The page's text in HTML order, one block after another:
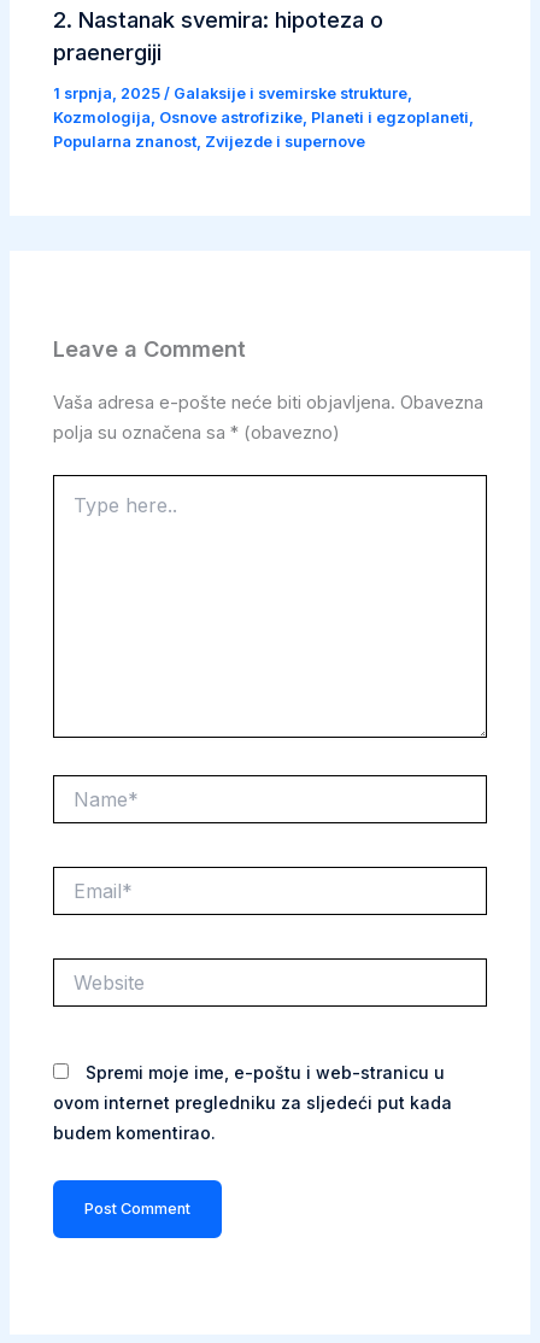
2. Nastanak svemira: hipoteza o
praenergiji
1 srpnja, 2025/ Galaksije i svemirske strukture
Kozmologija Osnove astrofizike Planeti i egzoplaneti
Popularna znanost Zvijezde i supernove
Leave a Comment
Vaša adresa e-pošte neće biti objavljena. Obavezna
polja su označena sa* (obavezno)
here..
Spremi moje ime, e-poštu i web-stranicu u
ovom internet pregledniku za sljedeći put kada
budem komentirao.